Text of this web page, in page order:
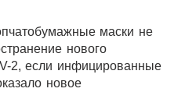
маски не
нового
2, если инфицированные
новое